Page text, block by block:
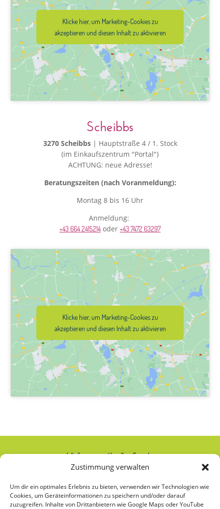
Zustimmung verwalten
Um dir ein optimales Erlebnis zu bieten, verwenden wir Technologien wie
Cookies, um Geräteinformationen zu speichern und/oder darauf
zuzugreifen. Inhalte von Drittanbietern wie Google Maps oder YouTube
Klicke hier, um Marketing-Cookies zu
akzeptieren und diesen Inhalt zu aktivieren
Scheibbs
3270 Scheibbs | Hauptstraße 4 / 1. Stock
(im Einkaufszentrum "Portal")
ACHTUNG: neue Adresse!
Beratungszeiten (nach Voranmeldung):
Montag 8 bis 16 Uhr
Anmeldung:
+43 664 2415214 oder +43 7472 63297
Klicke hier, um Marketing-Cookies zu
akzeptieren und diesen Inhalt zu aktivieren
Wir freuen uns über Ihre Spende:
IBAN: AT74 2020 2000 0000 2063